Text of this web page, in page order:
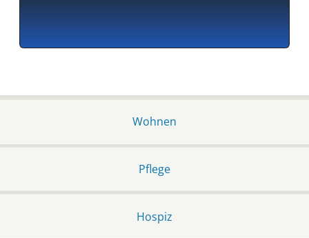
Wohnen
Pflege
Hospiz